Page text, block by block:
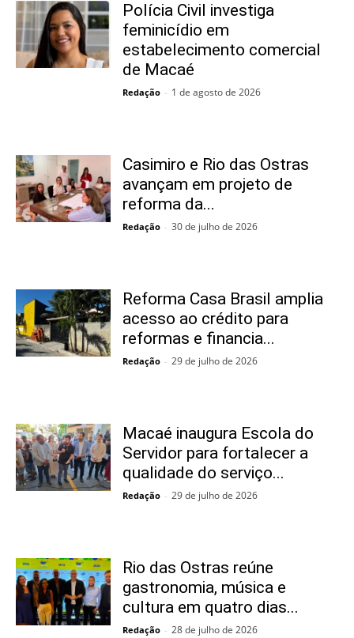
Polícia Civil investiga
feminicídio em
estabelecimento comercial
de Macaé
Redação - 1 de agosto de 2026
Casimiro e Rio das Ostras
avançam em projeto de
reforma da...
Redação - 30 de julho de 2026
Reforma Casa Brasil amplia
acesso ao crédito para
reformas e financia...
Redação - 29 de julho de 2026
Macaé inaugura Escola do
Servidor para fortalecer a
qualidade do serviço...
Redação - 29 de julho de 2026
Rio das Ostras reúne
gastronomia, música e
cultura em quatro dias...
Redação - 28 de julho de 2026